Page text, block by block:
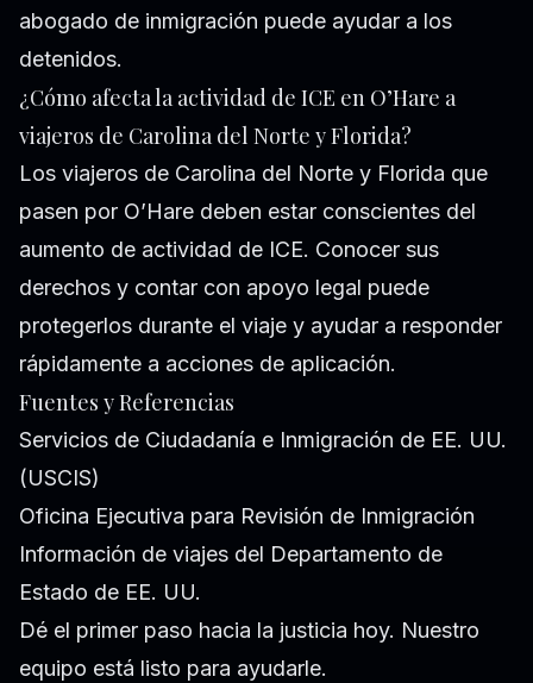
abogado de inmigración puede ayudar a los
detenidos.
¿Cómo afecta la actividad de ICE en O’Hare a
viajeros de Carolina del Norte y Florida?
Los viajeros de Carolina del Norte y Florida que
pasen por O’Hare deben estar conscientes del
aumento de actividad de ICE. Conocer sus
derechos y contar con apoyo legal puede
protegerlos durante el viaje y ayudar a responder
rápidamente a acciones de aplicación.
Fuentes y Referencias
Servicios de Ciudadanía e Inmigración de EE. UU.
(USCIS)
Oficina Ejecutiva para Revisión de Inmigración
Información de viajes del Departamento de
Estado de EE. UU.
Dé el primer paso hacia la justicia hoy. Nuestro
equipo está listo para ayudarle.